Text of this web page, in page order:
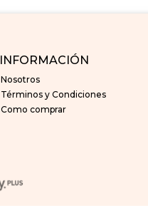
INFORMACIÓN
Nosotros
Términos y Condiciones
Como comprar